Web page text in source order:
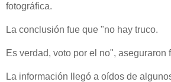
fotográfica.
La conclusión fue que "no hay truco.
Es verdad, voto por el no", aseguraron
La información llegó a oídos de